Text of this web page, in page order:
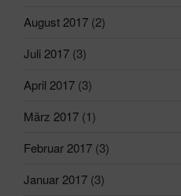
August 2017 (2)
Juli 2017 (3)
April 2017 (3)
März 2017 (1)
Februar 2017 (3)
Januar 2017 (3)